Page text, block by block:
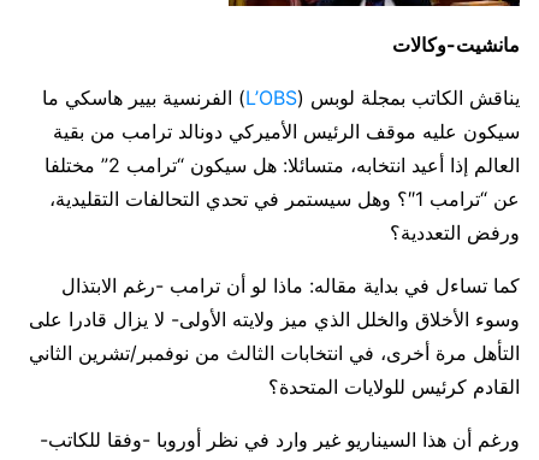
مانشيت-وكالات
يناقش الكاتب بمجلة لوبس (L’OBS) الفرنسية بيير هاسكي ما
سيكون عليه موقف الرئيس الأميركي دونالد ترامب من بقية
العالم إذا أعيد انتخابه، متسائلا: هل سيكون “ترامب 2” مختلفا
عن “ترامب 1″؟ وهل سيستمر في تحدي التحالفات التقليدية،
ورفض التعددية؟
كما تساءل في بداية مقاله: ماذا لو أن ترامب -رغم الابتذال
وسوء الأخلاق والخلل الذي ميز ولايته الأولى- لا يزال قادرا على
التأهل مرة أخرى، في انتخابات الثالث من نوفمبر/تشرين الثاني
القادم كرئيس للولايات المتحدة؟
ورغم أن هذا السيناريو غير وارد في نظر أوروبا -وفقا للكاتب-